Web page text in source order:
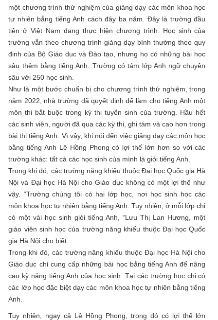
một chương trình thử nghiệm của giảng dạy các môn khoa học
tự nhiên bằng tiếng Anh cách đây ba năm. Đây là trường đầu
tiên ở Việt Nam đang thực hiện chương trình. Học sinh của
trường vẫn theo chương trình giảng dạy bình thường theo quy
định của Bộ Giáo dục và Đào tạo, nhưng họ có những bài học
sâu thêm bằng tiếng Anh. Trường có tám lớp Anh ngữ chuyên
sâu với 250 học sinh.
Như là một bước chuẩn bị cho chương trình thử nghiệm, trong
năm 2022, nhà trường đã quyết định để làm cho tiếng Anh một
môn thi bắt buộc trong kỳ thi tuyển sinh của trường. Hầu hết
các sinh viên, người đã qua các kỳ thi, ghi tám và cao hơn trong
bài thi tiếng Anh. Vì vậy, khi nói đến việc giảng dạy các môn học
bằng tiếng Anh Lê Hồng Phong có lợi thế lớn hơn so với các
trường khác: tất cả các học sinh của mình là giỏi tiếng Anh.
Trong khi đó, các trường năng khiếu thuộc Đại học Quốc gia Hà
Nội và Đại học Hà Nội cho Giáo dục không có một lợi thế như
vậy. “Trường chúng tôi có hai lớp học, nơi học sinh học các
môn khoa học tự nhiên bằng tiếng Anh. Tuy nhiên, ở mỗi lớp chỉ
có một vài học sinh giỏi tiếng Anh, “Lưu Thị Lan Hương, một
giáo viên sinh học của trường năng khiếu thuộc Đại học Quốc
gia Hà Nội cho biết.
Trong khi đó, các trường năng khiếu thuộc Đại học Hà Nội cho
Giáo dục chỉ cung cấp những bài học bằng tiếng Anh để nâng
cao kỹ năng tiếng Anh của học sinh. Tại các trường học chỉ có
các lớp học đặc biệt dạy các môn khoa học tự nhiên bằng tiếng
Anh.
Tuy nhiên, ngay cả Lê Hồng Phong, trong đó có lợi thế lớn